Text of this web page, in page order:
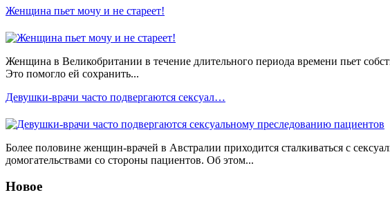
Женщина пьет мочу и не стареет!
Женщина в Великобритании в течение длительного периода времени пьет
Это помогло ей сохранить...
Девушки-врачи часто подвергаются сексуал…
Более половине женщин-врачей в Австралии приходится сталкиваться с
домогательствами со стороны пациентов. Об этом...
Новое